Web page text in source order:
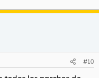
#10